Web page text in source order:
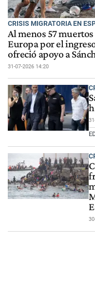
CRISIS MIGRATORIA EN
Al menos 57
Europa por el
ofreció apoyo a
31-07-2026 14:20